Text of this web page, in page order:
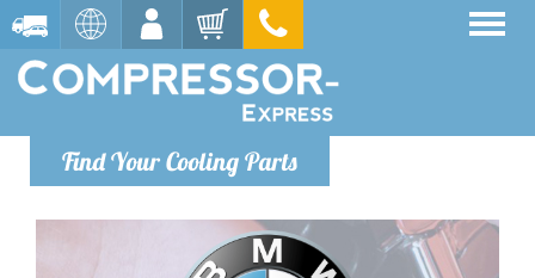
Find Your Cooling Parts